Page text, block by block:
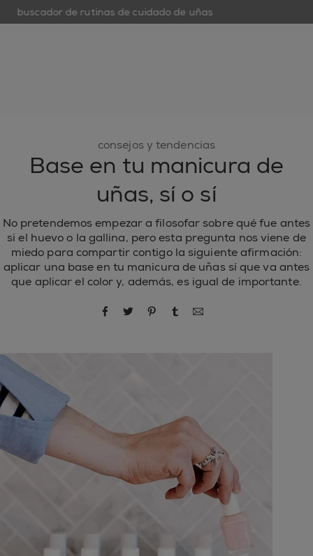
buscador de rutinas de cuidado de uñas
consejos y tendencias
Base en tu manicura de
uñas, sí o sí
No pretendemos empezar a filosofar sobre qué fue antes
si el huevo o la gallina, pero esta pregunta nos viene de
miedo para compartir contigo la siguiente afirmación:
aplicar una base en tu manicura de uñas sí que va antes
que aplicar el color y, además, es igual de importante.
compartir por Facebook
compartir por Twitter
compartir por Pinterest
compartir por Tumblr
compartir por